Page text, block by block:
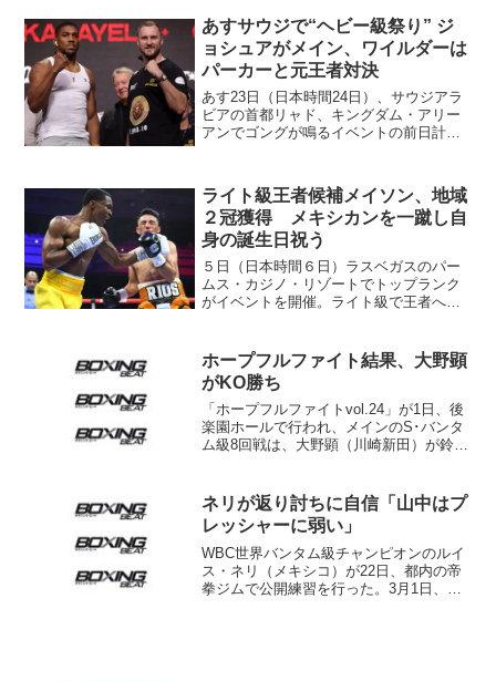
あすサウジで“ヘビー級祭り” ジ
ョシュアがメイン、ワイルダーは
パーカーと元王者対決
あす23日（日本時間24日）、サウジアラ
ビアの首都リャド、キングダム・アリー
アンでゴングが鳴るイベントの前日計量
戦が6試合組まれた。メインを張るジョシ
ュア（左）とヴァ...
ライト級王者候補メイソン、地域
２冠獲得 メキシカンを一蹴し自
身の誕生日祝う
５日（日本時間６日）ラスベガスのパー
ムス・カジノ・リゾートでトップランク
がイベントを開催。ライト級で王者への
コ）に６回終了ＴＫＯ勝ち。自身の21歳
の誕生日を祝い、戦績を1...
ホープフルファイト結果、大野顕
がKO勝ち
「ホープフルファイトvol.24」が1日、後
楽園ホールで行われ、メインのS･バンタ
ム級8回戦は、大野顕（川崎新田）が鈴木
＝36歳）は4年3か月ぶりのリングに上が
り、コ...
ネリが返り討ちに自信「山中はプ
レッシャーに弱い」
WBC世界バンタム級チャンピオンのルイ
ス・ネリ（メキシコ）が22日、都内の帝
拳ジムで公開練習を行った。3月1日、両